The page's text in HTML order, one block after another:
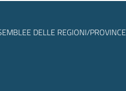
DELLE REGIONI/PROVINCE